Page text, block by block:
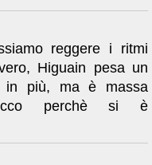
reggere i ritmi
Higuain pesa un
in più, ma è massa
perchè si è